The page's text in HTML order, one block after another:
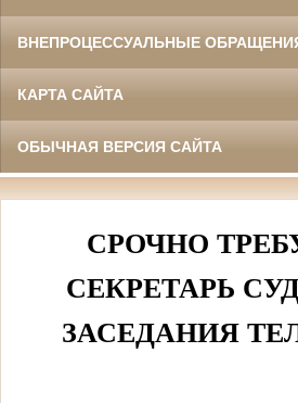
ВНЕПРОЦЕССУАЛЬНЫЕ
КАРТА САЙТА
ОБЫЧНАЯ ВЕРСИЯ САЙТА
СРОЧНО
СЕКРЕТАРЬ
ЗАСЕДАНИЯ ТЕЛ.